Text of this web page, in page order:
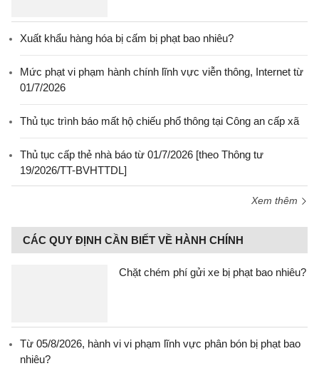
Xuất khẩu hàng hóa bị cấm bị phạt bao nhiêu?
Mức phạt vi phạm hành chính lĩnh vực viễn thông, Internet từ
01/7/2026
Thủ tục trình báo mất hộ chiếu phổ thông tại Công an cấp xã
Thủ tục cấp thẻ nhà báo từ 01/7/2026 [theo Thông tư
19/2026/TT-BVHTTDL]
Xem thêm
CÁC QUY ĐỊNH CẦN BIẾT VỀ HÀNH CHÍNH
Chặt chém phí gửi xe bị phạt bao nhiêu?
Từ 05/8/2026, hành vi vi phạm lĩnh vực phân bón bị phạt bao
nhiêu?